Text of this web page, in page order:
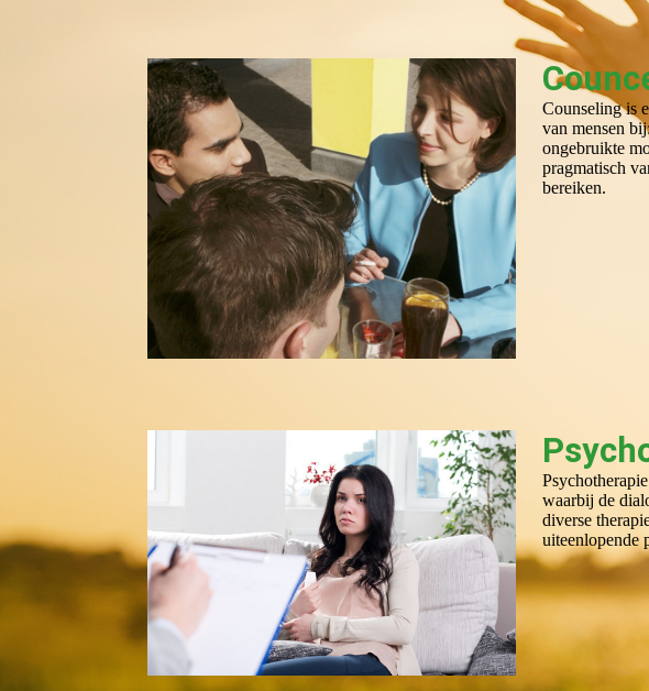
Counseling is
van mensen
ongebruikte
pragmatisch
bereiken.
waarbij de
diverse
uiteenlopende